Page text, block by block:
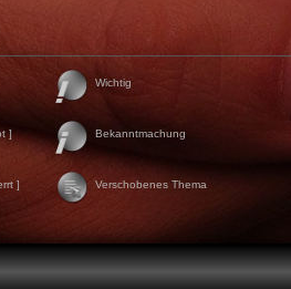
]
]
Wichtig
Bekanntmachung
Verschobenes Thema